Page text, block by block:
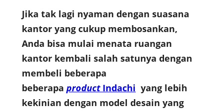
Jika tak lagi nyaman dengan suasana
kantor yang cukup membosankan,
Anda bisa mulai menata ruangan
kantor kembali salah satunya dengan
membeli beberapa
beberapa productIndachi yang lebih
kekinian dengan model desain yang